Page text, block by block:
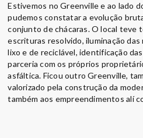
Estivemos no Greenville e ao lado
pudemos constatar a evolução
conjunto de chácaras. O local teve
escrituras resolvido, iluminação
lixo e de reciclável, identificação
parceria com os próprios
asfáltica. Ficou outro Greenville,
valorizado pela construção da
também aos empreendimentos alí